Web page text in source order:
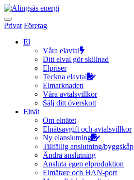
Hoppa
till
innehållet
Privat Företag
El
Våra elavtal
Ditt elval gör skillnad
Elpriser
Teckna elavtal
Elmarknaden
Våra avtalsvillkor
Sälj ditt överskott
Elnät
Om elnätet
Elnätsavgift och avtalsvillkor
Ny elanslutning
Tillfällig anslutning/byggskåp
Ändra anslutning
Ansluta egen elproduktion
Elmätare och HAN-port